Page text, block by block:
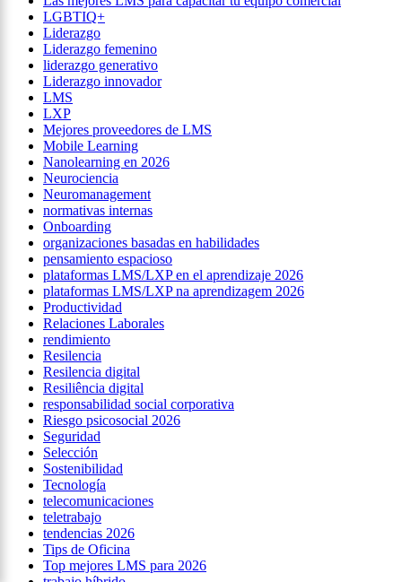
LGBTIQ+
Liderazgo
Liderazgo femenino
liderazgo generativo
Liderazgo innovador
LMS
LXP
Mejores proveedores de LMS
Mobile Learning
Nanolearning en 2026
Neurociencia
Neuromanagement
normativas internas
Onboarding
organizaciones basadas en habilidades
pensamiento espacioso
plataformas LMS/LXP en el aprendizaje 2026
plataformas LMS/LXP na aprendizagem 2026
Productividad
Relaciones Laborales
rendimiento
Resilencia
Resilencia digital
Resiliência digital
responsabilidad social corporativa
Riesgo psicosocial 2026
Seguridad
Selección
Sostenibilidad
Tecnología
telecomunicaciones
teletrabajo
tendencias 2026
Tips de Oficina
Top mejores LMS para 2026